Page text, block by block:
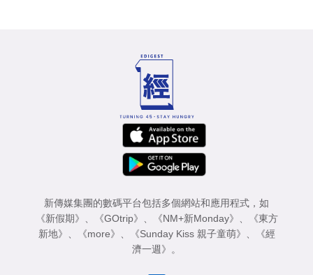
新傳媒集團的數碼平台包括多個網站和應用程式，如
《新假期》
《GOtrip》 《NM+新Monday》
《東方
新地》
《more》 《Sunday Kiss 親子童萌》
《經
濟一週》
。